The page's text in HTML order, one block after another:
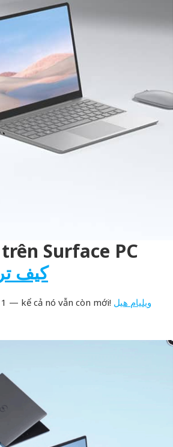
Surface PC
كيف
— kể cả nó vẫn còn mới! ويليام هيل